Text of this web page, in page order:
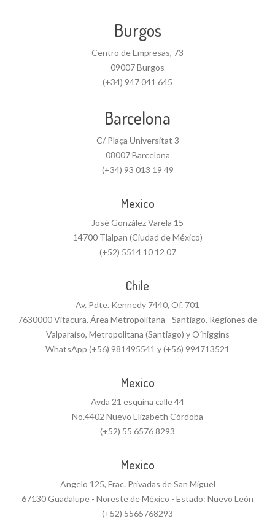
Burgos
Centro de Empresas, 73
09007 Burgos
(+34) 947 041 645
Barcelona
C/ Plaça Universitat 3
08007 Barcelona
(+34) 93 013 19 49
Mexico
José González Varela 15
14700 Tlalpan (Ciudad de México)
(+52) 5514 10 12 07
Chile
Av. Pdte. Kennedy 7440, Of. 701
7630000 Vitacura, Área Metropolitana - Santiago. Regiones de
Valparaíso, Metropolitana (Santiago) y O´higgins
WhatsApp (+56) 981495541 y (+56) 994713521
Mexico
Avda 21 esquina calle 44
No.4402 Nuevo Elizabeth Córdoba
(+52) 55 6576 8293
Mexico
Angelo 125, Frac. Privadas de San Miguel
67130 Guadalupe - Noreste de México - Estado: Nuevo León
(+52) 5565768293